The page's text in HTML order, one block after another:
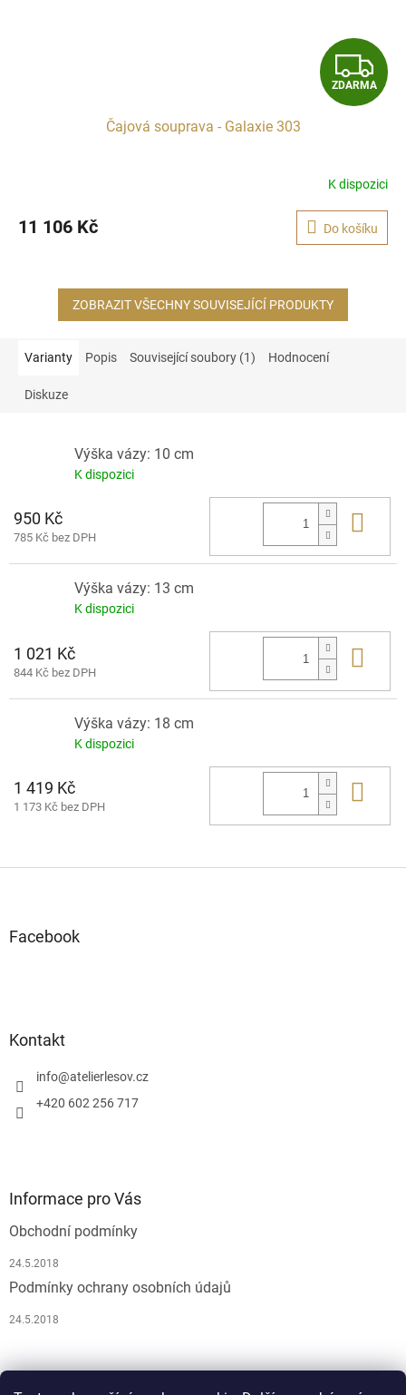
Z
D
R
M
A
ZDARMA
Čajová souprava - Galaxie 303
K dispozici
11 106 Kč Do košíku
ZOBRAZIT VŠECHNY SOUVISEJÍCÍ PRODUKTY
Varianty Popis Související soubory (1) Hodnocení
Diskuze
Výška vázy: 10 cm
K dispozici
950 Kč
785 Kč bez DPH
Výška vázy: 13 cm
K dispozici
1 021 Kč
844 Kč bez DPH
Výška vázy: 18 cm
K dispozici
1 419 Kč
1 173 Kč bez DPH
Facebook
Kontakt
info@atelierlesov.cz
+420 602 256 717
Informace pro Vás
Obchodní podmínky
24.5.2018
Podmínky ochrany osobních údajů
24.5.2018